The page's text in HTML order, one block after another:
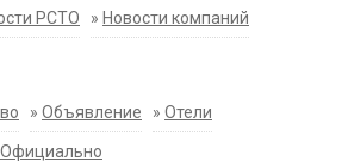
РСТО » Новости компаний
» Объявление » Отели
Официально